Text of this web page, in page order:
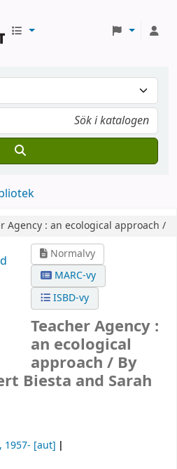
Agency : an ecological approach /
Normalvy
MARC-vy
ISBD-vy
Teacher Agency :
an ecological
approach / By
Biesta and Sarah
[aut]